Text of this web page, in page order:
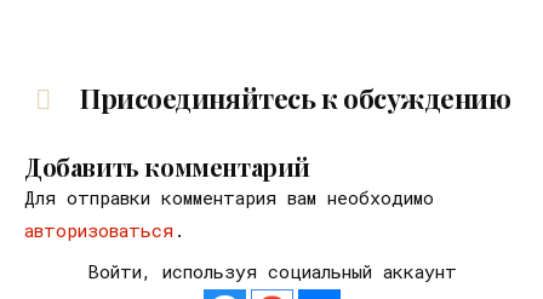
Присоединяйтесь к обсуждению
Добавить комментарий
Для отправки комментария вам необходимо
авторизоваться .
Войти, используя социальный аккаунт